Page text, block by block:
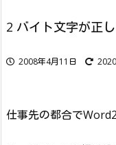
2 バイト文字が正
2008年4月11日
仕事先の都合で